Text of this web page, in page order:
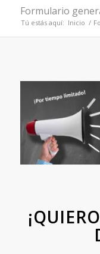
Formulario
Tú estás aquí: Inicio /